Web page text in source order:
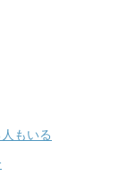
もいる